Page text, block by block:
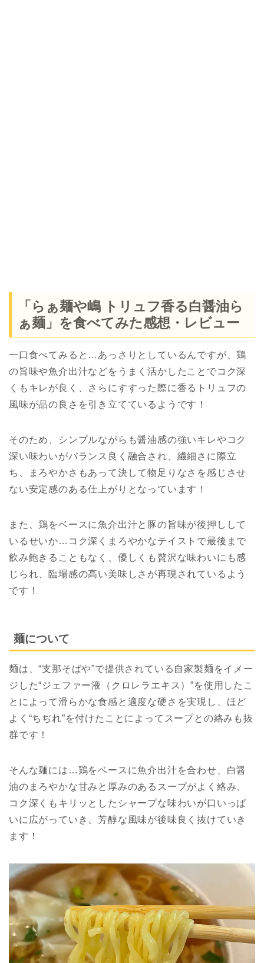
「らぁ麺や嶋 トリュフ香る白醤油ら
ぁ麺」を食べてみた感想・レビュー
一口食べてみると…あっさりとしているんですが、鶏
の旨味や魚介出汁などをうまく活かしたことでコク深
くもキレが良く、さらにすすった際に香るトリュフの
風味が品の良さを引き立てているようです！
そのため、シンプルながらも醤油感の強いキレやコク
深い味わいがバランス良く融合され、繊細さに際立
ち、まろやかさもあって決して物足りなさを感じさせ
ない安定感のある仕上がりとなっています！
また、鶏をベースに魚介出汁と豚の旨味が後押しして
いるせいか…コク深くまろやかなテイストで最後まで
飲み飽きることもなく、優しくも贅沢な味わいにも感
じられ、臨場感の高い美味しさが再現されているよう
です！
麺について
麺は、“支那そばや”で提供されている自家製麺をイメー
ジした“ジェファー液（クロレラエキス）”を使用したこ
とによって滑らかな食感と適度な硬さを実現し、ほど
よく“ちぢれ”を付けたことによってスープとの絡みも抜
群です！
そんな麺には…鶏をベースに魚介出汁を合わせ、白醤
油のまろやかな甘みと厚みのあるスープがよく絡み、
コク深くもキリッとしたシャープな味わいが口いっぱ
いに広がっていき、芳醇な風味が後味良く抜けていき
ます！